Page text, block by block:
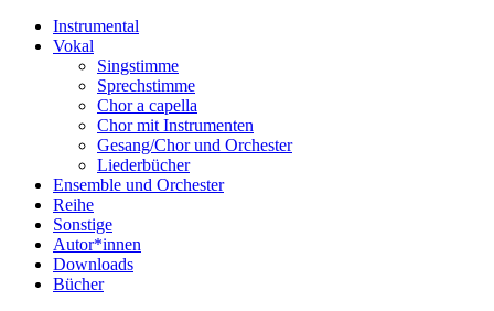
Instrumental
Vokal
Singstimme
Sprechstimme
Chor a capella
Chor mit Instrumenten
Gesang/Chor und Orchester
Liederbücher
Ensemble und Orchester
Reihe
Sonstige
Autor*innen
Downloads
Bücher